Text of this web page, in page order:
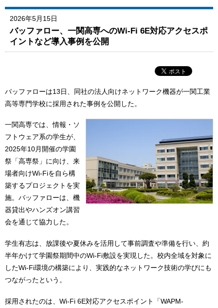
2026年5月15日
バッファロー、一関高専へのWi-Fi 6E対応アクセスポ
イントなど導入事例を公開
バッファローは13日、同社の法人向けネットワーク機器が一関工業
高等専門学校に採用された事例を公開した。
一関高専では、情報・ソ
フトウェア系の学生が、
2025年10月開催の学園
祭「高専祭」に向け、来
場者向けWi-Fiを自ら構
築するプロジェクトを実
施。バッファローは、機
器貸出やハンズオン講習
会を通じて協力した。
学生有志は、放課後や夏休みを活用して事前調査や準備を行い、約
半年かけて学園祭期間中のWi-Fi敷設を実現した。校内全域を対象に
したWi-Fi環境の構築により、実践的なネットワーク技術の学びにも
つながったという。
採用されたのは、Wi-Fi 6E対応アクセスポイント「WAPM-